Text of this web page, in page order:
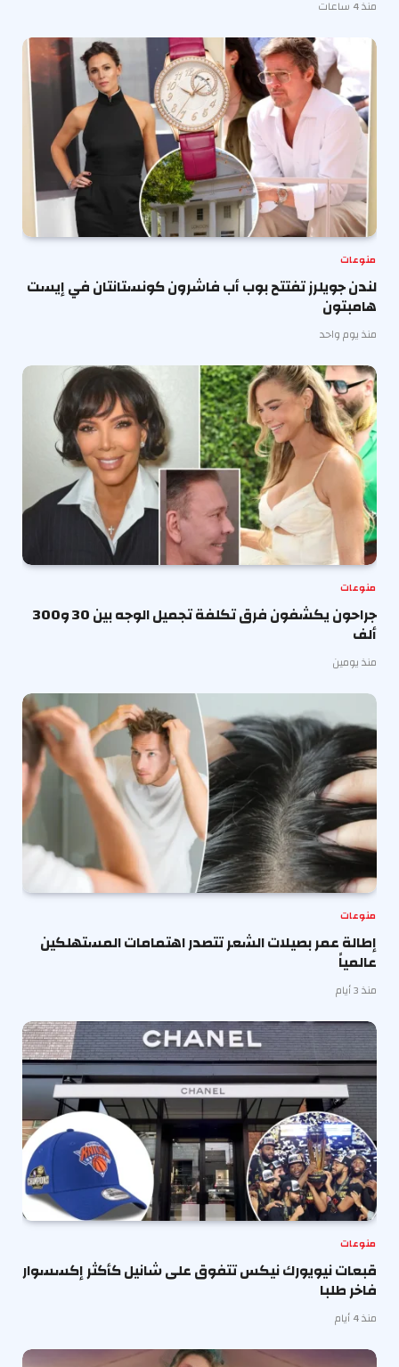
منذ 4 ساعات
منوعات
لندن جويلرز تفتتح بوب أب فاشرون كونستانتان في إيست
هامبتون
منذ يوم واحد
منوعات
جراحون يكشفون فرق تكلفة تجميل الوجه بين 30 و300
ألف
منذ يومين
منوعات
إطالة عمر بصيلات الشعر تتصدر اهتمامات المستهلكين
عالمياً
منذ 3 أيام
منوعات
قبعات نيويورك نيكس تتفوق على شانيل كأكثر إكسسوار
فاخر طلبا
منذ 4 أيام